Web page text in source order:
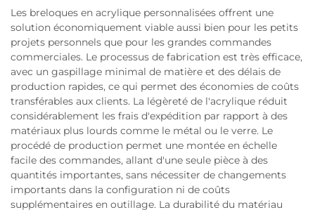
Les breloques en acrylique personnalisées offrent une
solution économiquement viable aussi bien pour les petits
projets personnels que pour les grandes commandes
commerciales. Le processus de fabrication est très efficace,
avec un gaspillage minimal de matière et des délais de
production rapides, ce qui permet des économies de coûts
transférables aux clients. La légèreté de l'acrylique réduit
considérablement les frais d'expédition par rapport à des
matériaux plus lourds comme le métal ou le verre. Le
procédé de production permet une montée en échelle
facile des commandes, allant d'une seule pièce à des
quantités importantes, sans nécessiter de changements
importants dans la configuration ni de coûts
supplémentaires en outillage. La durabilité du matériau